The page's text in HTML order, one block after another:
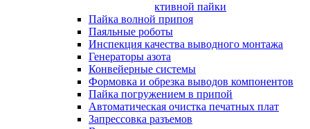
Системы селективной пайки
Пайка волной припоя
Паяльные роботы
Инспекция качества выводного монтажа
Генераторы азота
Конвейерные системы
Формовка и обрезка выводов компонентов
Пайка погружением в припой
Автоматическая очистка печатных плат
Запрессовка разъемов